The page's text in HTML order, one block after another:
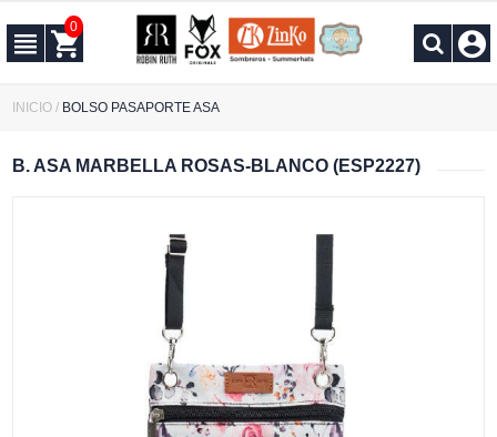
0
INICIO / BOLSO PASAPORTE ASA
B. ASA MARBELLA ROSAS-BLANCO (ESP2227)